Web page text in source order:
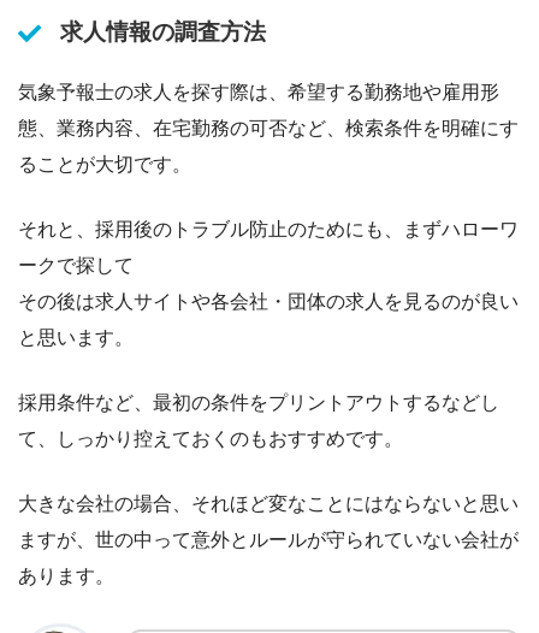
求人情報の調査方法
気象予報士の求人を探す際は、希望する勤務地や雇用形
態、業務内容、在宅勤務の可否など、検索条件を明確にす
ることが大切です。
それと、採用後のトラブル防止のためにも、まずハローワ
ークで探して
その後は求人サイトや各会社・団体の求人を見るのが良い
と思います。
採用条件など、最初の条件をプリントアウトするなどし
て、しっかり控えておくのもおすすめです。
大きな会社の場合、それほど変なことにはならないと思い
ますが、世の中って意外とルールが守られていない会社が
あります。